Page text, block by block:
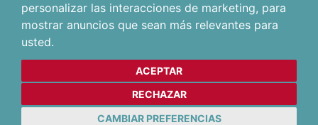
personalizar las interacciones de marketing, para
mostrar anuncios que sean más relevantes para
usted.
ACEPTAR
RECHAZAR
CAMBIAR PREFERENCIAS